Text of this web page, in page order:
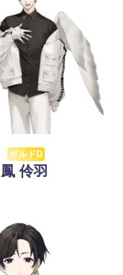
ギルドD
鳳 伶羽